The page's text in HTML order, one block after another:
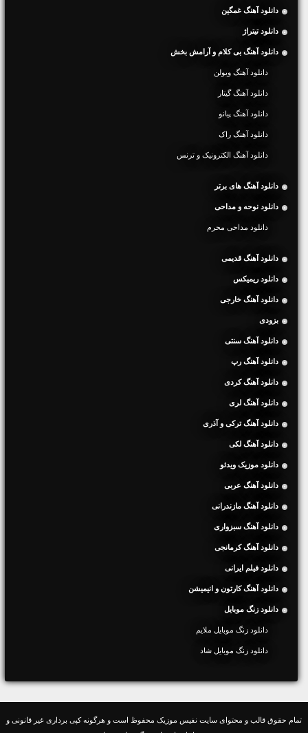
دانلود آهنگ غمگین
دانلود تیتراژ
دانلود آهنگ بی کلام و آرامش بخش
دانلود آهنگ ویولن
دانلود آهنگ گیتار
دانلود آهنگ پیانو
دانلود آهنگ راک
دانلود آهنگ الکترونیک و ترنس
دانلود آهنگ های برتر
دانلود نوحه و مداحی
دانلود مداحی محرم
دانلود آهنگ قدیمی
دانلود ریمیکس
دانلود آهنگ خارجی
بزودی
دانلود آهنگ سنتی
دانلود آهنگ رپ
دانلود آهنگ کردی
دانلود آهنگ لری
دانلود آهنگ ترکی و آذری
دانلود آهنگ لکی
دانلود موزیک ویدئو
دانلود آهنگ عربی
دانلود آهنگ مازندرانی
دانلود آهنگ سبزواری
دانلود آهنگ کرمانجی
دانلود فیلم ایرانی
دانلود آهنگ کارتون و انیمیشن
دانلود زنگ موبایل
دانلود زنگ موبایل ملایم
دانلود زنگ موبایل شاد
تمام حقوق قالب و محتوای سایت نفیس موزیک محفوظ است و هرگونه کپی برداری غیر قانونی و